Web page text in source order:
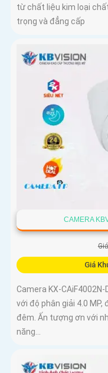
từ chất liệu kim loại
trọng và đẳng cấp
CAMERA
Giá
Camera KX-
với độ phân giải 4.0
đêm. Ấn tượng ơn với
năng...